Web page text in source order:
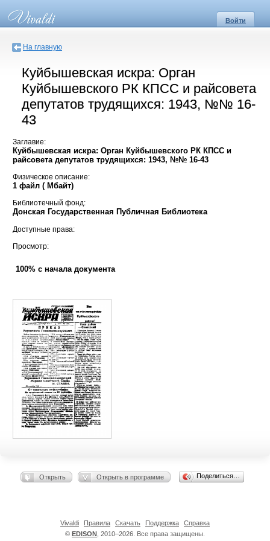
Войти
На главную
Куйбышевская искра: Орган
Куйбышевского РК КПСС и райсовета
депутатов трудящихся: 1943, №№ 16-
43
Заглавие:
Куйбышевская искра: Орган Куйбышевского РК КПСС и
райсовета депутатов трудящихся: 1943, №№ 16-43
Физическое описание:
1 файл ( Мбайт)
Библиотечный фонд:
Донская Государственная Публичная Библиотека
Доступные права:
Просмотр:
100% с начала документа
Открыть Открыть в программе Поделиться…
© EDISON , 2010–2026. Все права защищены.
Vivaldi Правила Скачать Поддержка Справка